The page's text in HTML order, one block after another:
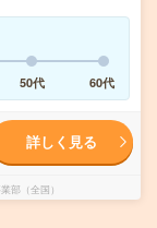
50代 60代
詳しく見る
部（全国）